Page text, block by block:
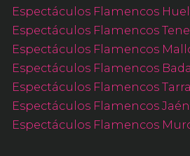
Espectáculos Flamencos
Espectáculos Flamencos
Espectáculos Flamencos
Espectáculos Flamencos
Espectáculos Flamencos
Espectáculos Flamencos Jaén
Espectáculos Flamencos